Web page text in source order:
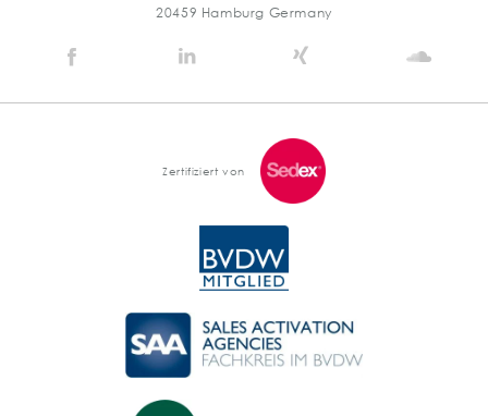
20459 Hamburg Germany
@
@
@
Stein
@
Zertifiziert von